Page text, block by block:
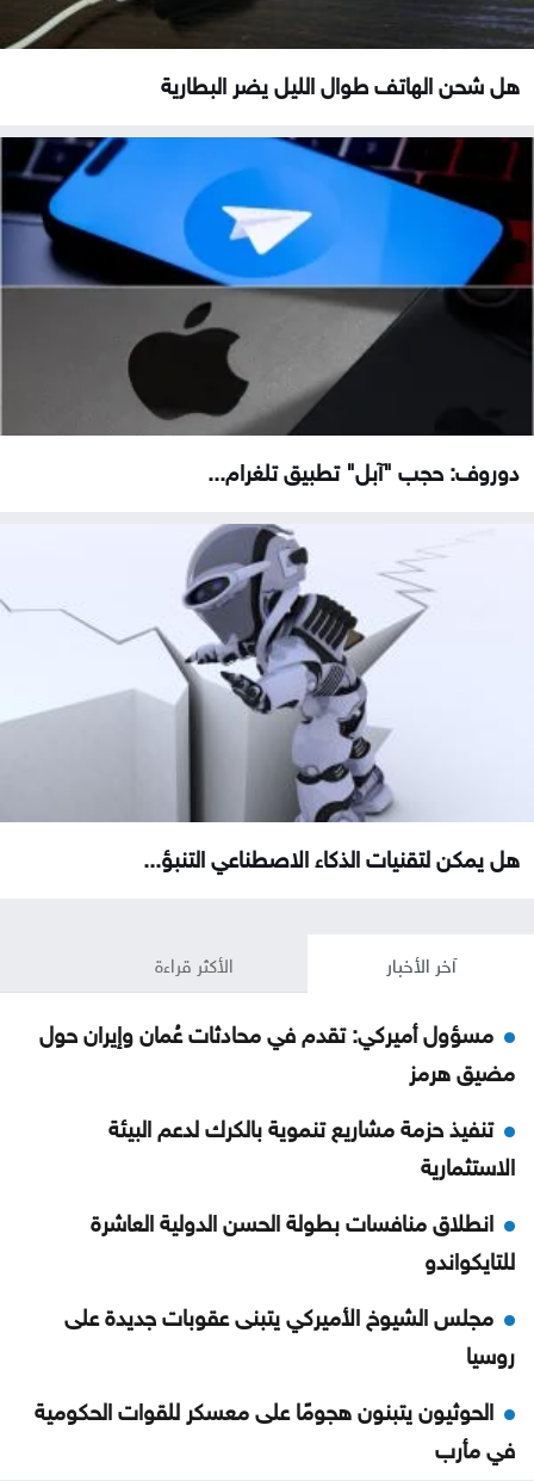
هل شحن الهاتف طوال الليل يضر البطارية
دوروف: حجب "آبل" تطبيق تلغرام...
هل يمكن لتقنيات الذكاء الاصطناعي التنبؤ...
آخر الأخبار الأكثر قراءة
مسؤول أميركي: تقدم في محادثات عُمان وإيران حول
مضيق هرمز
تنفيذ حزمة مشاريع تنموية بالكرك لدعم البيئة
الاستثمارية
انطلاق منافسات بطولة الحسن الدولية العاشرة
للتايكواندو
مجلس الشيوخ الأميركي يتبنى عقوبات جديدة على
روسيا
الحوثيون يتبنون هجومًا على معسكر للقوات الحكومية
في مأرب